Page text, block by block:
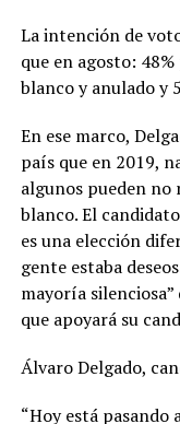
La intención de
que en agosto:
blanco y anulado y
En ese marco,
país que en 2019,
algunos pueden no
blanco. El
es una elección
gente estaba
mayoría
que apoyará su
Álvaro Delgado,
“Hoy está pasando